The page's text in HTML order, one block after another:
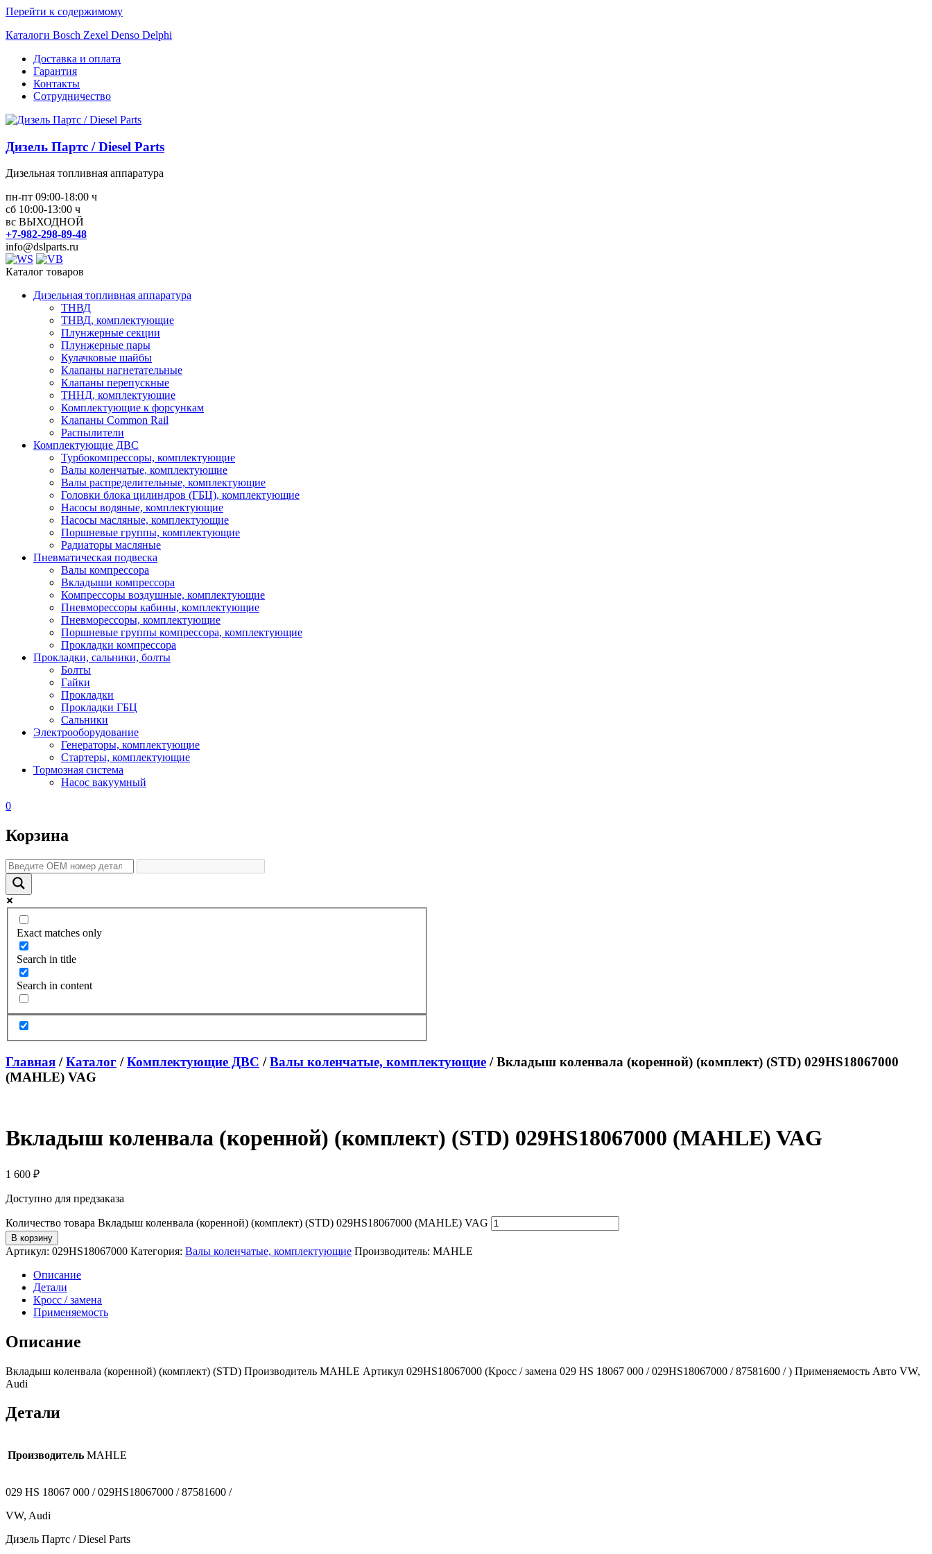
Перейти к содержимому
Каталоги Bosch Zexel Denso Delphi
Доставка и оплата
Гарантия
Контакты
Сотрудничество
Дизель Партс / Diesel Parts
Дизельная топливная аппаратура
пн-пт 09:00-18:00 ч
сб 10:00-13:00 ч
вс ВЫХОДНОЙ
+7-982-298-89-48
info@dslparts.ru
Каталог товаров
Дизельная топливная аппаратура
ТНВД
ТНВД, комплектующие
Плунжерные секции
Плунжерные пары
Кулачковые шайбы
Клапаны нагнетательные
Клапаны перепускные
ТННД, комплектующие
Комплектующие к форсункам
Клапаны Common Rail
Распылители
Комплектующие ДВС
Турбокомпрессоры, комплектующие
Валы коленчатые, комплектующие
Валы распределительные, комплектующие
Головки блока цилиндров (ГБЦ), комплектующие
Насосы водяные, комплектующие
Насосы масляные, комплектующие
Поршневые группы, комплектующие
Радиаторы масляные
Пневматическая подвеска
Валы компрессора
Вкладыши компрессора
Компрессоры воздушные, комплектующие
Пневморессоры кабины, комплектующие
Пневморессоры, комплектующие
Поршневые группы компрессора, комплектующие
Прокладки компрессора
Прокладки, сальники, болты
Болты
Гайки
Прокладки
Прокладки ГБЦ
Сальники
Электрооборудование
Генераторы, комплектующие
Стартеры, комплектующие
Тормозная система
Насос вакуумный
0
Корзина
Exact matches only
Search in title
Search in content
Главная /Каталог /Комплектующие ДВС /Валы коленчатые, комплектующие / Вкладыш коленвала (коренной) (комплект) (STD) 029HS18067000
(MAHLE) VAG
Вкладыш коленвала (коренной) (комплект) (STD) 029HS18067000 (MAHLE) VAG
1 600 ₽
Доступно для предзаказа
Количество товара Вкладыш коленвала (коренной) (комплект) (STD) 029HS18067000 (MAHLE) VAG
В корзину
Артикул: 029HS18067000 Категория: Валы коленчатые, комплектующие Производитель: MAHLE
Описание
Детали
Кросс / замена
Применяемость
Описание
Вкладыш коленвала (коренной) (комплект) (STD) Производитель MAHLE Артикул 029HS18067000 (Кросс / замена 029 HS 18067 000 / 029HS18067000 / 87581600 / ) Применяемость Авто VW,
Audi
Детали
Производитель MAHLE
029 HS 18067 000 / 029HS18067000 / 87581600 /
VW, Audi
Дизель Партс / Diesel Parts